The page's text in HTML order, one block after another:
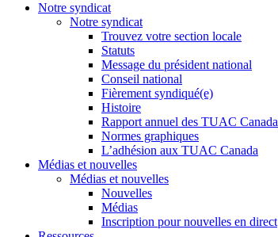
Notre syndicat
Notre syndicat
Trouvez votre section locale
Statuts
Message du président national
Conseil national
Fièrement syndiqué(e)
Histoire
Rapport annuel des TUAC Canada
Normes graphiques
L’adhésion aux TUAC Canada
Médias et nouvelles
Médias et nouvelles
Nouvelles
Médias
Inscription pour nouvelles en direct